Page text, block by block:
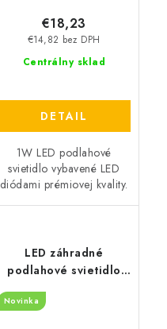
Centrálny sklad
€14,82 bez DPH
€18,23
DETAIL
1W LED podlahové
svietidlo vybavené LED
diódami prémiovej kvality.
LED záhradné
podlahové svietidlo
Novinka